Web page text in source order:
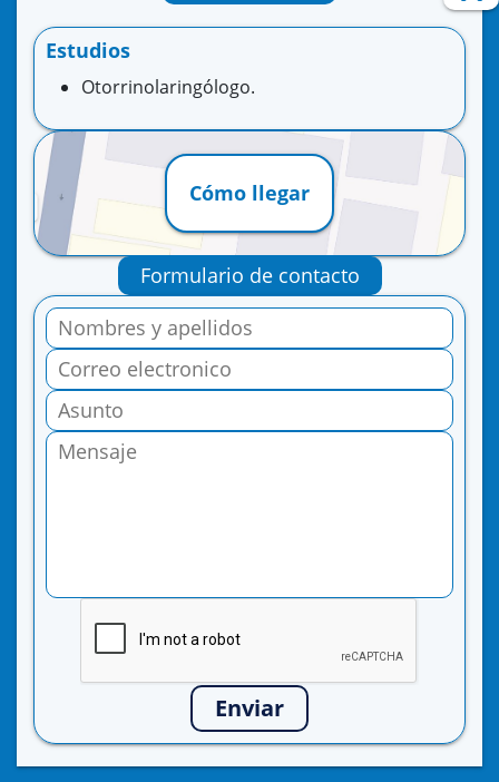
Estudios
Otorrinolaringólogo.
Cómo llegar
Formulario de contacto
Enviar